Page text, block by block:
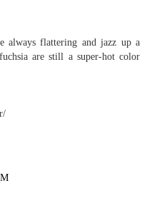
always flattering and jazz up a
are still a super-hot color